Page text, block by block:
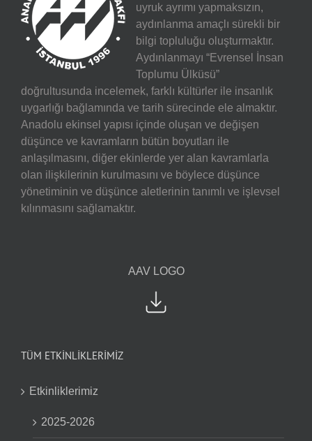
uyruk ayrımı yapmaksızın,
aydınlanma amaçlı sürekli bir
bilgi topluluğu oluşturmaktır.
Aydınlanmayı “Evrensel İnsan
Toplumu Ülküsü”
doğrultusunda incelemek, farklı kültürler ile insanlık
uygarlığı bağlamında ve tarih sürecinde ele almaktır.
Anadolu ekinsel yapısı içinde oluşan ve değişen
düşünce ve kavramların bütün boyutları ile
anlaşılmasını, diğer ekinlerde yer alan kavramlarla
olan ilişkilerinin kurulmasını ve böylece düşünce
yönetiminin ve düşünce aletlerinin tanımlı ve işlevsel
kılınmasını sağlamaktır.
AAV LOGO
TÜM ETKİNLİKLERİMİZ
Etkinliklerimiz
2025-2026